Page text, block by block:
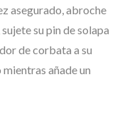
asegurado, abroche
su pin de solapa
de corbata a su
añade un